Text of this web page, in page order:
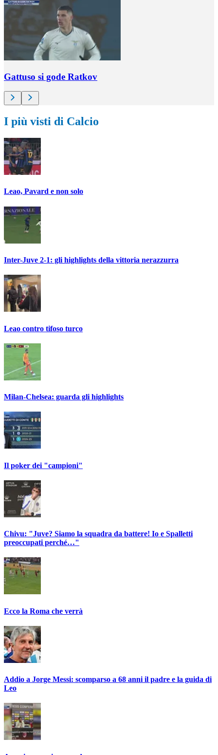
Gattuso si gode Ratkov
I più visti di Calcio
Leao, Pavard e non solo
Inter-Juve 2-1: gli highlights della vittoria nerazzurra
Leao contro tifoso turco
Milan-Chelsea: guarda gli highlights
Il poker dei "campioni"
Chivu: "Juve? Siamo la squadra da battere! Io e Spalletti
preoccupati perché…"
Ecco la Roma che verrà
Addio a Jorge Messi: scomparso a 68 anni il padre e la guida di
Leo